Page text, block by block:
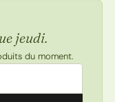
jeudi.
du moment.